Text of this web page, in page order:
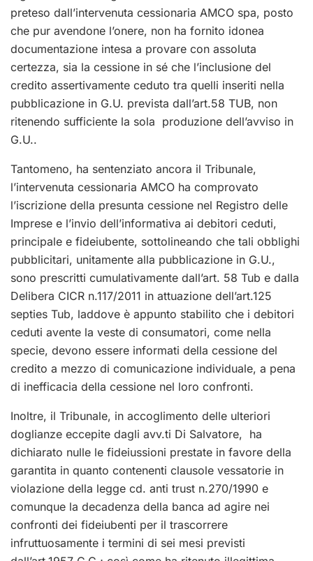
preteso dall’intervenuta cessionaria AMCO spa, posto
che pur avendone l’onere, non ha fornito idonea
documentazione intesa a provare con assoluta
certezza, sia la cessione in sé che l’inclusione del
credito assertivamente ceduto tra quelli inseriti nella
pubblicazione in G.U. prevista dall’art.58 TUB, non
ritenendo sufficiente la sola produzione dell’avviso in
G.U..
Tantomeno, ha sentenziato ancora il Tribunale,
l’intervenuta cessionaria AMCO ha comprovato
l’iscrizione della presunta cessione nel Registro delle
Imprese e l’invio dell’informativa ai debitori ceduti,
principale e fideiubente, sottolineando che tali obblighi
pubblicitari, unitamente alla pubblicazione in G.U.,
sono prescritti cumulativamente dall’art. 58 Tub e dalla
Delibera CICR n.117/2011 in attuazione dell’art.125
septies Tub, laddove è appunto stabilito che i debitori
ceduti avente la veste di consumatori, come nella
specie, devono essere informati della cessione del
credito a mezzo di comunicazione individuale, a pena
di inefficacia della cessione nel loro confronti.
Inoltre, il Tribunale, in accoglimento delle ulteriori
doglianze eccepite dagli avv.ti Di Salvatore, ha
dichiarato nulle le fideiussioni prestate in favore della
garantita in quanto contenenti clausole vessatorie in
violazione della legge cd. anti trust n.270/1990 e
comunque la decadenza della banca ad agire nei
confronti dei fideiubenti per il trascorrere
infruttuosamente i termini di sei mesi previsti